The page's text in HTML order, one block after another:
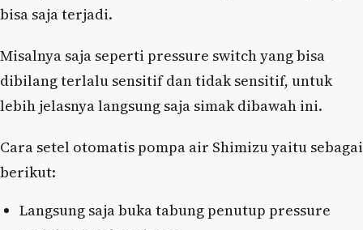
bisa saja terjadi.
Misalnya saja seperti pressure switch yang bisa
dibilang terlalu sensitif dan tidak sensitif, untuk
lebih jelasnya langsung saja simak dibawah ini.
Cara setel otomatis pompa air Shimizu yaitu sebagai
berikut:
Langsung saja buka tabung penutup pressure